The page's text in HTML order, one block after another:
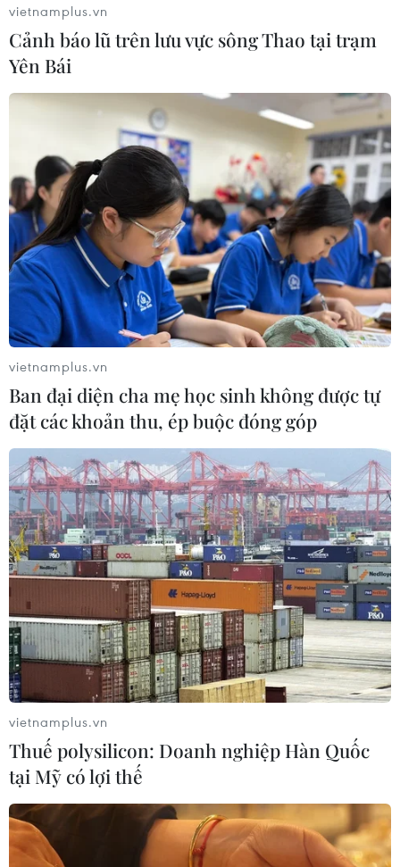
TIN CÙNG CHUYÊN MỤC
Áp thấp nhiệt đới trên vịnh Bắc Bộ sẽ
gây ảnh hưởng thế nào tới Việt Nam?
07/08/2026 14:38
Nứt núi, Thanh Hóa sơ tán khẩn cấp
nhiều hộ dân
07/08/2026 13:17
Cảnh báo lũ trên lưu vực sông Thao
tại trạm Yên Bái
Gỡ khó khăn triển khai dự án trọng
điểm quốc gia hồ Ka Pét
07/08/2026 11:24
Indonesia nỗ lực khống chế cháy
rừng tại Vườn Quốc gia Núi Bromo
07/08/2026 10:56
Thụy Sĩ khó đạt mục tiêu giảm phát
thải khí nhà kính vào năm 2030
07/08/2026 09:42
Bão Dolphin càn quét các đảo miền
Nam Nhật Bản, sân bay Okinawa
phải đóng cửa
vietnamplus.vn
Cảnh báo lũ trên lưu vực sông Thao tại trạm
Yên Bái
vietnamplus.vn
Ban đại diện cha mẹ học sinh không được tự
đặt các khoản thu, ép buộc đóng góp
vietnamplus.vn
Thuế polysilicon: Doanh nghiệp Hàn Quốc
tại Mỹ có lợi thế